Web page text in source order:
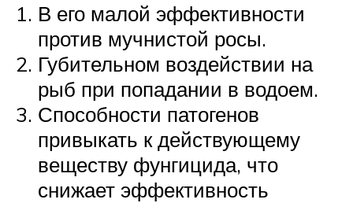
В его малой эффективности
против мучнистой росы.
Губительном воздействии на
рыб при попадании в водоем.
Способности патогенов
привыкать к действующему
веществу фунгицида, что
снижает эффективность